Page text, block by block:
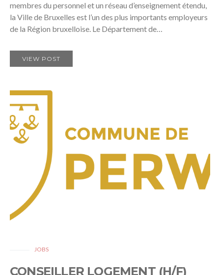
membres du personnel et un réseau d’enseignement étendu,
la Ville de Bruxelles est l’un des plus importants employeurs
de la Région bruxelloise. Le Département de…
VIEW POST
JOBS
CONSEILLER LOGEMENT (H/F)